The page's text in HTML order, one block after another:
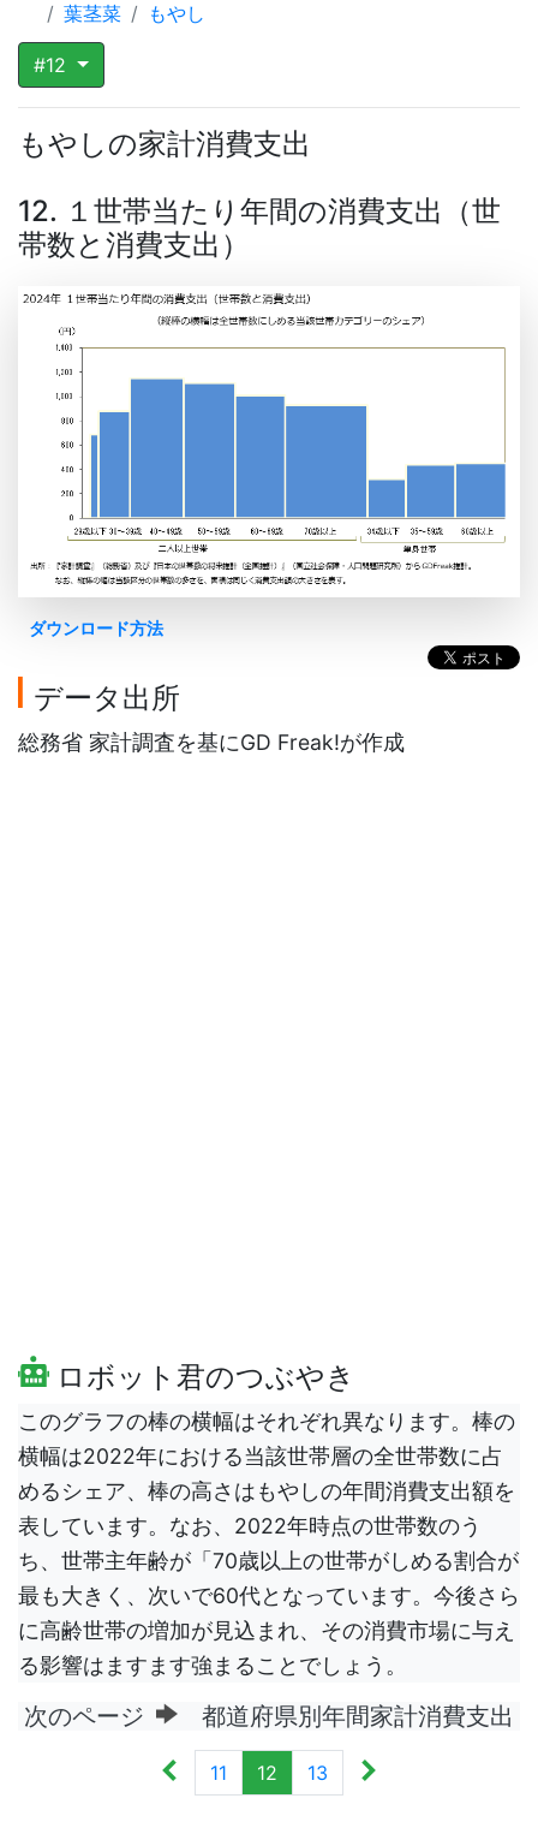
葉茎菜
もやし
#12
もやしの家計消費支出
12. １世帯当たり年間の消費支出（世
帯数と消費支出）
ダウンロード方法
データ出所
総務省 家計調査を基にGD Freak!が作成
ロボット君のつぶやき
このグラフの棒の横幅はそれぞれ異なります。棒の
横幅は2022年における当該世帯層の全世帯数に占
めるシェア、棒の高さはもやしの年間消費支出額を
表しています。なお、2022年時点の世帯数のう
ち、世帯主年齢が「70歳以上の世帯がしめる割合が
最も大きく、次いで60代となっています。今後さら
に高齢世帯の増加が見込まれ、その消費市場に与え
る影響はますます強まることでしょう。
次のページ 都道府県別年間家計消費支出
11 12 13